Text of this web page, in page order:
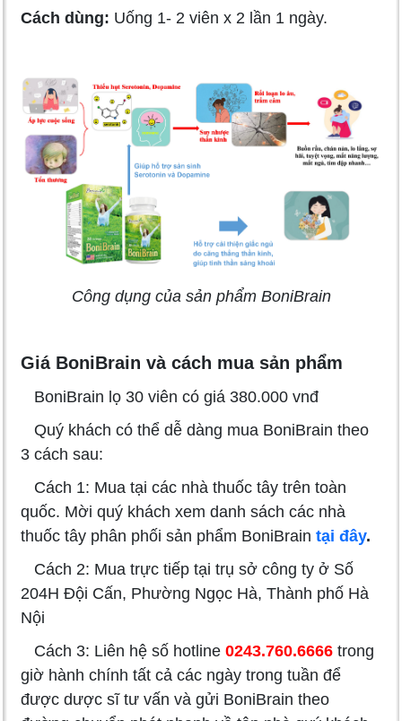
Cách dùng: Uống 1- 2 viên x 2 lần 1 ngày.
Công dụng của sản phẩm BoniBrain
Giá BoniBrain và cách mua sản phẩm
BoniBrain lọ 30 viên có giá 380.000 vnđ
Quý khách có thể dễ dàng mua BoniBrain theo
3 cách sau:
Cách 1: Mua tại các nhà thuốc tây trên toàn
quốc. Mời quý khách xem danh sách các nhà
thuốc tây phân phối sản phẩm BoniBrain tại đây.
Cách 2: Mua trực tiếp tại trụ sở công ty ở Số
204H Đội Cấn, Phường Ngọc Hà, Thành phố Hà
Nội
Cách 3: Liên hệ số hotline 0243.760.6666 trong
giờ hành chính tất cả các ngày trong tuần để
được dược sĩ tư vấn và gửi BoniBrain theo